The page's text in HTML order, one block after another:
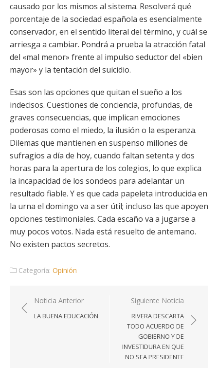
causado por los mismos al sistema. Resolverá qué
porcentaje de la sociedad española es esencialmente
conservador, en el sentido literal del término, y cuál se
arriesga a cambiar. Pondrá a prueba la atracción fatal
del «mal menor» frente al impulso seductor del «bien
mayor» y la tentación del suicidio.
Esas son las opciones que quitan el sueño a los
indecisos. Cuestiones de conciencia, profundas, de
graves consecuencias, que implican emociones
poderosas como el miedo, la ilusión o la esperanza.
Dilemas que mantienen en suspenso millones de
sufragios a día de hoy, cuando faltan setenta y dos
horas para la apertura de los colegios, lo que explica
la incapacidad de los sondeos para adelantar un
resultado fiable. Y es que cada papeleta introducida en
la urna el domingo va a ser útil; incluso las que apoyen
opciones testimoniales. Cada escaño va a jugarse a
muy pocos votos. Nada está resuelto de antemano.
No existen pactos secretos.
Categoría: Opinión
Navegación
de
Noticia Anterior
LA BUENA EDUCACIÓN
Siguiente Noticia
RIVERA DESCARTA
TODO ACUERDO DE
GOBIERNO Y DE
INVESTIDURA EN QUE
NO SEA PRESIDENTE